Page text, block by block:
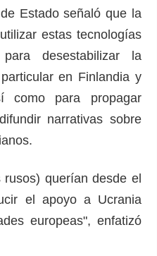
Estado señaló que la
estas tecnologías
desestabilizar la
en Finlandia y
como para propagar
narrativas sobre
querían desde el
el apoyo a Ucrania
europeas", enfatizó